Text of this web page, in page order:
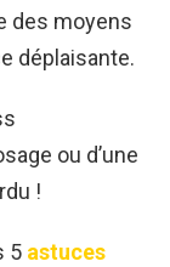
des moyens
déplaisante.
ou d’une
!
5 astuces